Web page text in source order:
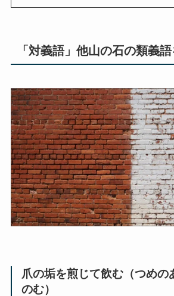
「対義語」他山の石の類義
爪の垢を煎じて飲む（つめの
のむ）